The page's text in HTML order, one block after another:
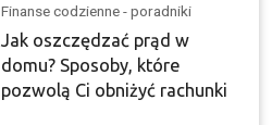
Finanse codzienne - poradniki
Jak oszczędzać prąd w
domu? Sposoby, które
pozwolą Ci obniżyć rachunki